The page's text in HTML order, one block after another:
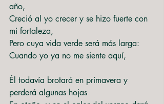
año,
Creció al yo crecer y se hizo fuerte con
mi fortaleza,
Pero cuya vida verde será más larga:
Cuando yo ya no me siente aquí,
Él todavía brotará en primavera y
perderá algunas hojas